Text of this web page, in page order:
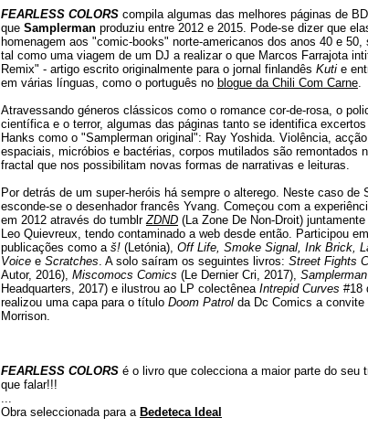
FEARLESS COLORS compila algumas das melhores páginas de BD
que Samplerman produziu entre 2012 e 2015. Pode-se dizer que
homenagem aos "comic-books" norte-americanos dos anos 40 e 50,
tal como uma viagem de um DJ a realizar o que Marcos Farrajota
Remix" - artigo escrito originalmente para o jornal finlandês Kuti e
em várias línguas, como o português no blogue da Chili Com Carne
Atravessando géneros clássicos como o romance cor-de-rosa, o
científica e o terror, algumas das páginas tanto se identifica
Hanks como o "Samplerman original": Ray Yoshida. Violência,
espaciais, micróbios e bactérias, corpos mutilados são remontados
fractal que nos possibilitam novas formas de narrativas e leituras.
Por detrás de um super-heróis há sempre o alterego. Neste caso de
esconde-se o desenhador francês Yvang. Começou com a
em 2012 através do tumblr ZDND (La Zone De Non-Droit)
Leo Quievreux, tendo contaminado a web desde então. Participou
publicações como a š! (Letónia), Off Life, Smoke Signal, Ink Brick,
Voice e Scratches . A solo saíram os seguintes livros: Street Fights
Autor, 2016), Miscomocs Comics (Le Dernier Cri, 2017), Samplerman
Headquarters, 2017) e ilustrou ao LP colectênea Intrepid Curves #18
realizou uma capa para o título Doom Patrol da Dc Comics a convite
Morrison.
FEARLESS COLORS é o livro que colecciona a maior parte do seu
que falar!!!
Obra seleccionada para a Bedeteca Ideal